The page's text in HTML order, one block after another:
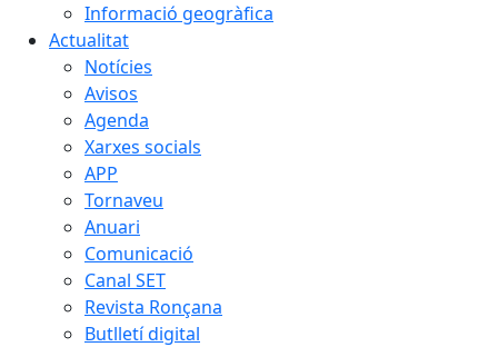
Informació geogràfica
Actualitat
Notícies
Avisos
Agenda
Xarxes socials
APP
Tornaveu
Anuari
Comunicació
Canal SET
Revista Ronçana
Butlletí digital